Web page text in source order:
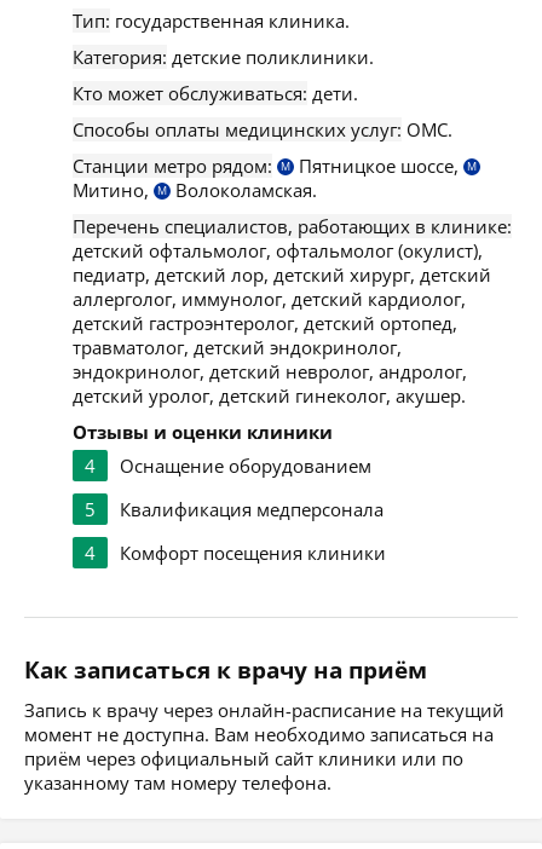
Тип: государственная клиника.
Категория: детские поликлиники.
Кто может обслуживаться: дети.
Способы оплаты медицинских услуг: ОМС.
Станции метро рядом:
М Пятницкое шоссе, М
Митино, М
Волоколамская.
Перечень специалистов, работающих в клинике:
детский офтальмолог, офтальмолог (окулист),
педиатр, детский лор, детский хирург, детский
аллерголог, иммунолог, детский кардиолог,
детский гастроэнтеролог, детский ортопед,
травматолог, детский эндокринолог,
эндокринолог, детский невролог, андролог,
детский уролог, детский гинеколог, акушер.
Отзывы и оценки клиники
4
Оснащение оборудованием
5
Квалификация медперсонала
4
Комфорт посещения клиники
Как записаться к врачу на приём
Запись к врачу через онлайн-расписание на текущий
момент не доступна. Вам необходимо записаться на
приём через официальный сайт клиники или по
указанному там номеру телефона.